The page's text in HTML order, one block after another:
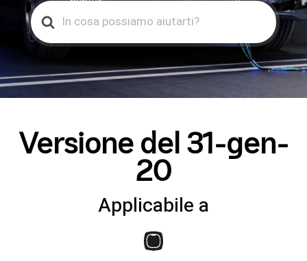
Search
For
Versione del 31-gen-
20
Applicabile a